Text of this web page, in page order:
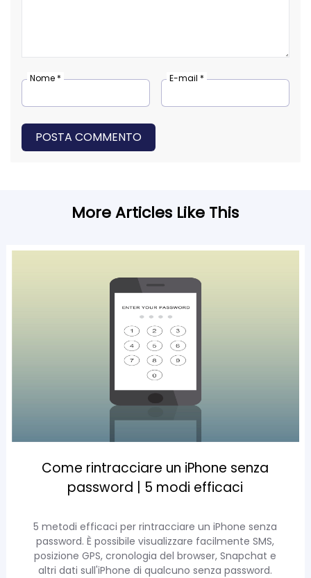
Nome * E-mail *
POSTA COMMENTO
More Articles Like This
Come rintracciare un iPhone senza
password | 5 modi efficaci
5 metodi efficaci per rintracciare un iPhone senza
password. È possibile visualizzare facilmente SMS,
posizione GPS, cronologia del browser, Snapchat e
altri dati sull'iPhone di qualcuno senza password.